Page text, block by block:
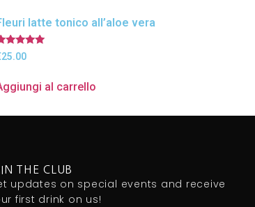
latte tonico all’aloe vera
25.00
al carrello
THE CLUB
updates on special events and receive
first drink on us!